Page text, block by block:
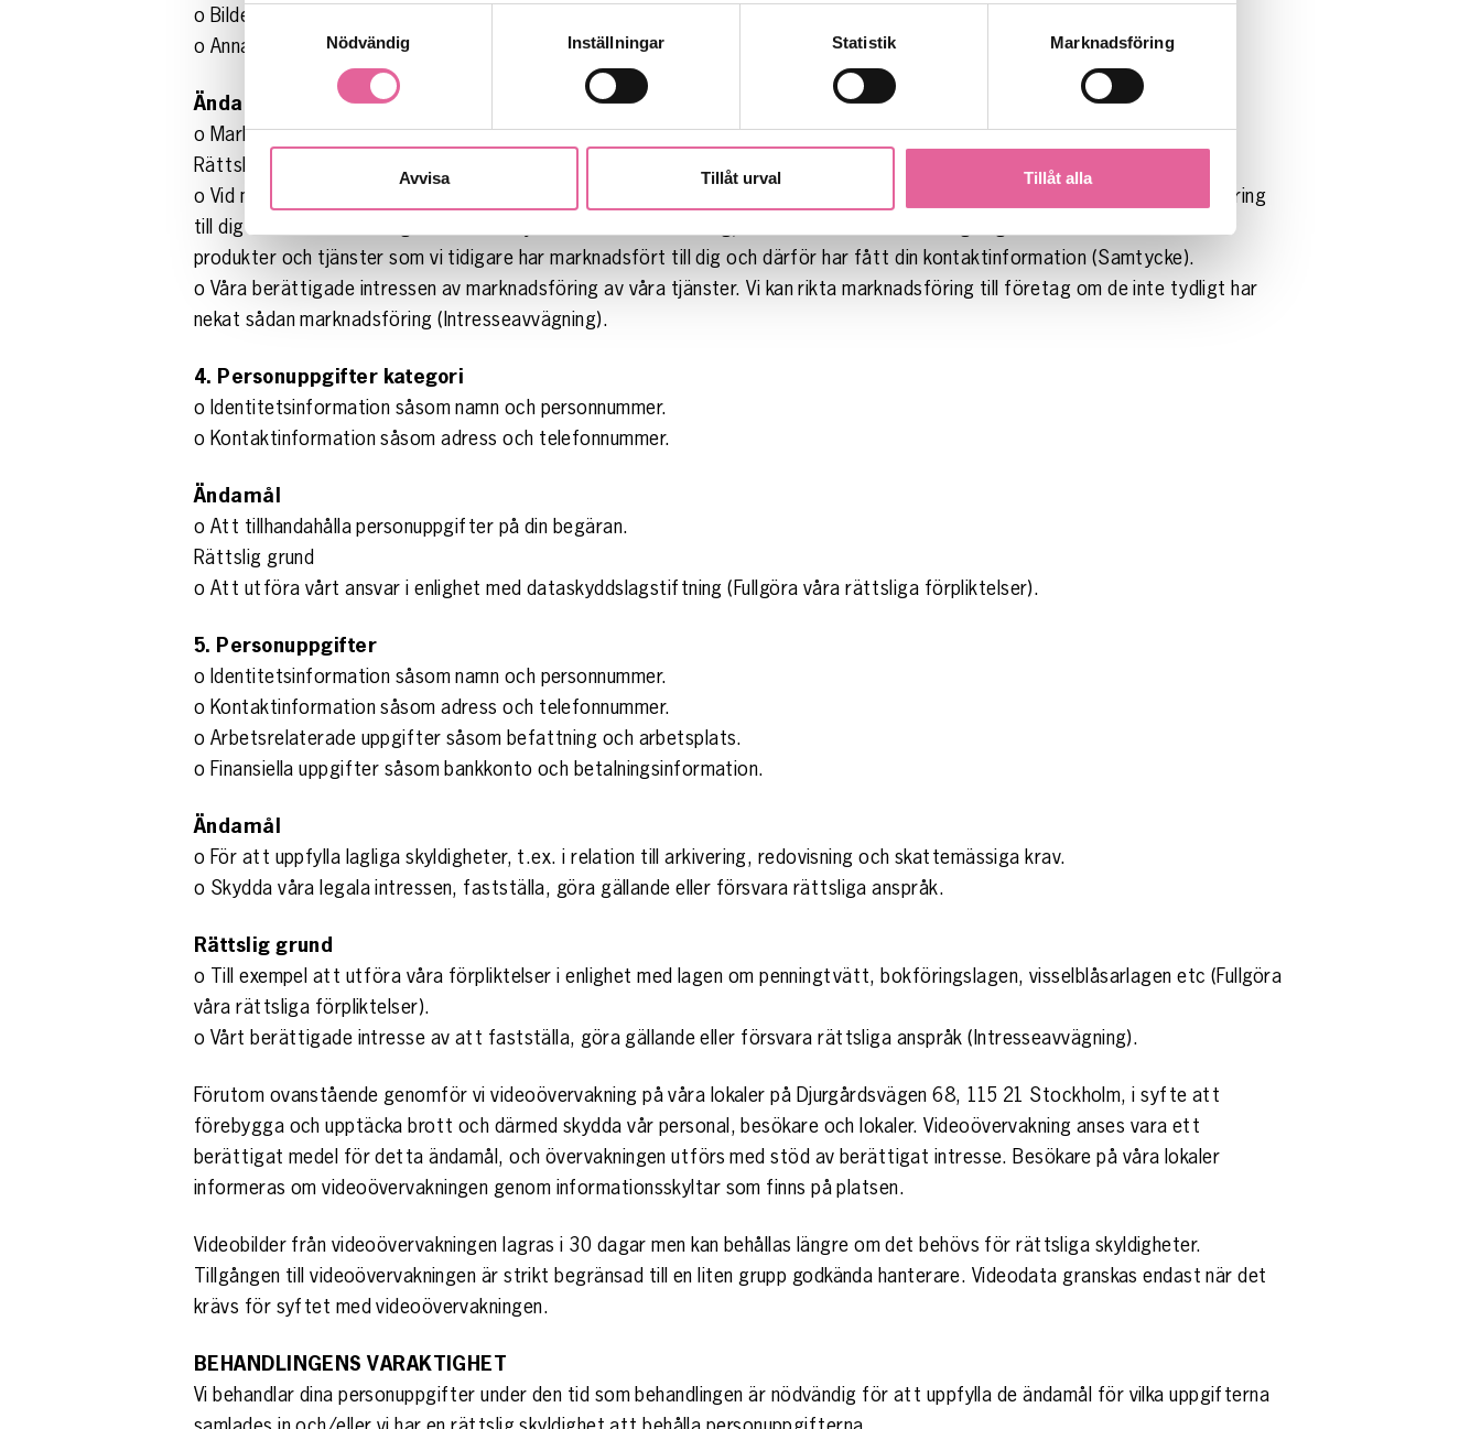
Samtyckesval
Nödvändig
Inställningar Statistik Marknadsföring
Avvisa Tillåt urval Tillåt alla
o Bilder tagna vid våra evenemang eller liknande.
o Annan information som du tillhandahåller oss.
Ändamål
o Marknadsföring av våra tjänster, t.ex. genom nyhetsbrev, sociala medier, publikationer och evenemang.
Rättslig grund
o Vid marknadsföring gentemot konsumenter, eller när det annars krävs enligt tillämplig lag, kommer vi att rikta marknadsföring
till dig endast om du har gett ditt samtycke för marknadsföring, såvida inte marknadsföringen gäller samma eller liknande
produkter och tjänster som vi tidigare har marknadsfört till dig och därför har fått din kontaktinformation (Samtycke).
o Våra berättigade intressen av marknadsföring av våra tjänster. Vi kan rikta marknadsföring till företag om de inte tydligt har
nekat sådan marknadsföring (Intresseavvägning).
4. Personuppgifter kategori
o Identitetsinformation såsom namn och personnummer.
o Kontaktinformation såsom adress och telefonnummer.
Ändamål
o Att tillhandahålla personuppgifter på din begäran.
Rättslig grund
o Att utföra vårt ansvar i enlighet med dataskyddslagstiftning (Fullgöra våra rättsliga förpliktelser).
5. Personuppgifter
o Identitetsinformation såsom namn och personnummer.
o Kontaktinformation såsom adress och telefonnummer.
o Arbetsrelaterade uppgifter såsom befattning och arbetsplats.
o Finansiella uppgifter såsom bankkonto och betalningsinformation.
Ändamål
o För att uppfylla lagliga skyldigheter, t.ex. i relation till arkivering, redovisning och skattemässiga krav.
o Skydda våra legala intressen, fastställa, göra gällande eller försvara rättsliga anspråk.
Rättslig grund
o Till exempel att utföra våra förpliktelser i enlighet med lagen om penningtvätt, bokföringslagen, visselblåsarlagen etc (Fullgöra
våra rättsliga förpliktelser).
o Vårt berättigade intresse av att fastställa, göra gällande eller försvara rättsliga anspråk (Intresseavvägning).
Förutom ovanstående genomför vi videoövervakning på våra lokaler på Djurgårdsvägen 68, 115 21 Stockholm, i syfte att
förebygga och upptäcka brott och därmed skydda vår personal, besökare och lokaler. Videoövervakning anses vara ett
berättigat medel för detta ändamål, och övervakningen utförs med stöd av berättigat intresse. Besökare på våra lokaler
informeras om videoövervakningen genom informationsskyltar som finns på platsen.
Videobilder från videoövervakningen lagras i 30 dagar men kan behållas längre om det behövs för rättsliga skyldigheter.
Tillgången till videoövervakningen är strikt begränsad till en liten grupp godkända hanterare. Videodata granskas endast när det
krävs för syftet med videoövervakningen.
BEHANDLINGENS VARAKTIGHET
Vi behandlar dina personuppgifter under den tid som behandlingen är nödvändig för att uppfylla de ändamål för vilka uppgifterna